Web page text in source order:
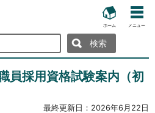
ホーム メニュー
員採用資格試験案内（初
最終更新日： 2026年6月22日